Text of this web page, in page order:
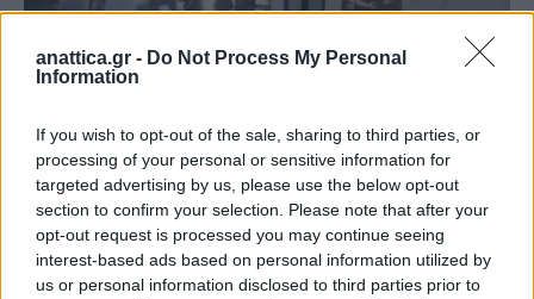
anattica.gr - Do Not Process My Personal
Information
If you wish to opt-out of the sale, sharing to third parties, or
processing of your personal or sensitive information for
targeted advertising by us, please use the below opt-out
section to confirm your selection. Please note that after your
opt-out request is processed you may continue seeing
interest-based ads based on personal information utilized by
us or personal information disclosed to third parties prior to
Το Δημοτικό Κινηματοθέατρο
σε Α΄ προβολή τη μεταγλωττισμένη
ταινία κιν. σχεδίων KUNG FU PANDA 4,
τη βραβευμένη δραματική ταινία ΖΩΝΗ
ΕΝΔΙΑΦΕΡΟΝΤΟΣ και την ταινία τρόμου
ΑΣΠΙΛΗ